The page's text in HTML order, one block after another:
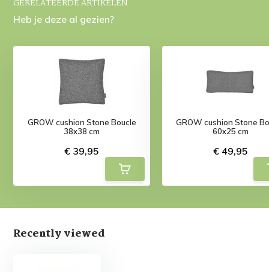
GERELATEERDE ARTIKELEN
Heb je deze al gezien?
GROW cushion Stone Boucle
38x38 cm
€ 39,95
GROW cushion Stone
60x25 cm
€ 49,95
Recently viewed